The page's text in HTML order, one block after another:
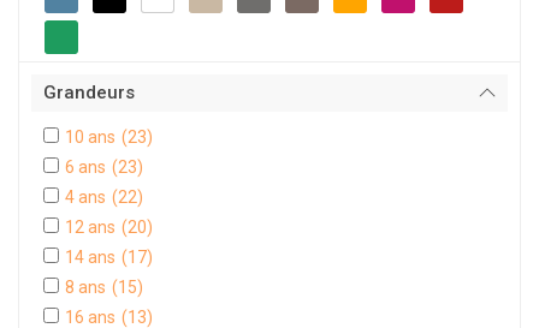
Grandeurs
10 ans (23)
6 ans (23)
4 ans (22)
12 ans (20)
14 ans (17)
8 ans (15)
16 ans (13)